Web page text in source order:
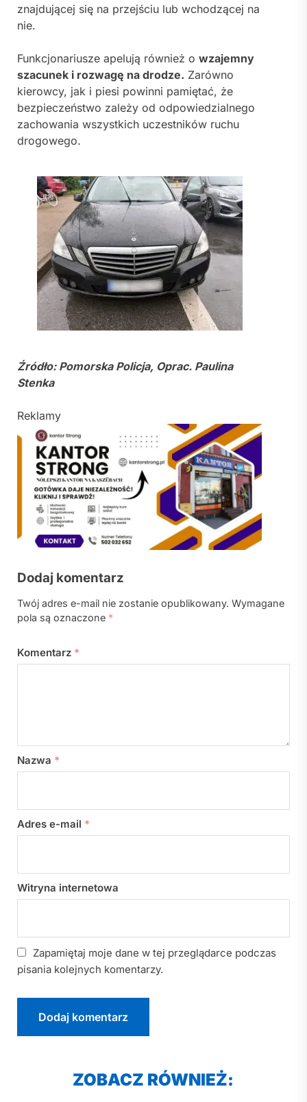
znajdującej się na przejściu lub wchodzącej na
nie.
Funkcjonariusze apelują również o wzajemny
szacunek i rozwagę na drodze. Zarówno
kierowcy, jak i piesi powinni pamiętać, że
bezpieczeństwo zależy od odpowiedzialnego
zachowania wszystkich uczestników ruchu
drogowego.
Źródło: Pomorska Policja, Oprac. Paulina
Stenka
Reklamy
Dodaj komentarz
Twój adres e-mail nie zostanie opublikowany. Wymagane
pola są oznaczone *
Komentarz *
Nazwa *
Adres e-mail *
Witryna internetowa
Zapamiętaj moje dane w tej przeglądarce podczas
pisania kolejnych komentarzy.
ZOBACZ RÓWNIEŻ: